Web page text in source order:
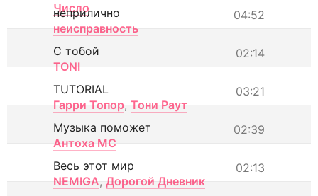
Число
04:52
неприлично
неисправность
02:14
С тобой
TONI
03:21
TUTORIAL
Гарри Топор, Тони Раут
02:39
Музыка поможет
Антоха МС
02:13
Весь этот мир
NEMIGA, Дорогой Дневник